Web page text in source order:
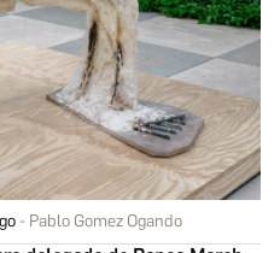
Pablo Gomez Ogando